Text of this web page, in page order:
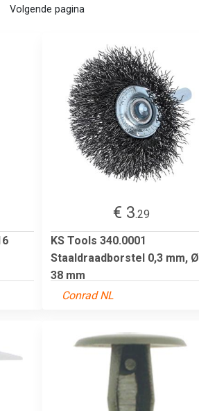
Volgende pagina
€ 3.29
KS Tools 340.0001
Staaldraadborstel 0,3 mm, Ø
38 mm
Conrad NL